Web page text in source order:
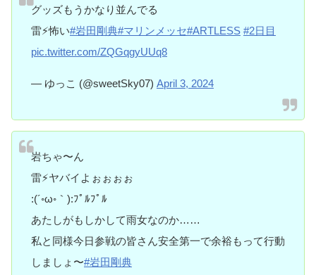
グッズもうかなり並んでる
雷⚡️怖い#岩田剛典#マリンメッセ#ARTLESS #2日目
pic.twitter.com/ZQGqgyUUq8
— ゆっこ (@sweetSky07) April 3, 2024
岩ちゃ〜ん
雷⚡️ヤバイよぉぉぉぉ
:(´◦ω◦｀):ﾌﾟﾙﾌﾟﾙ
あたしがもしかして雨女なのか……
私と同様今日参戦の皆さん安全第一で余裕もって行動
しましょ〜#岩田剛典